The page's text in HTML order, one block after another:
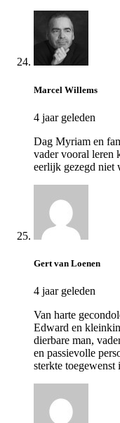
Marcel Willems
4 jaar geleden
Dag Myriam en
vader vooral leren
eerlijk gezegd niet
Gert van Loenen
4 jaar geleden
Van harte
Edward en
dierbare man,
en passievolle
sterkte toegewenst